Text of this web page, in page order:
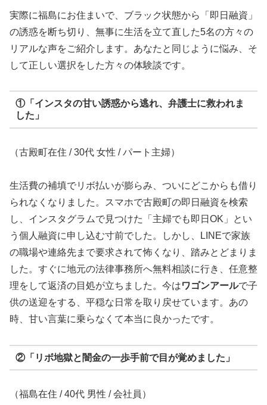
実際に福島にお住まいで、ブラック状態から「即日融資」
の誘惑を断ち切り、無事に生活を立て直した5名の方々の
リアルな声をご紹介します。あなたと同じように悩み、そ
して正しい選択をした方々の体験談です。
①「インスタの甘い誘惑から逃れ、弁護士に救われま
した」
（古殿町在住 / 30代 女性 / パート主婦）
生活費の補填でリボ払いが膨らみ、ついにどこからも借り
られなくなりました。スマホで古殿町の即日融資を検索
し、インスタグラムで見つけた「主婦でも即日OK」とい
う個人融資に申し込む寸前でした。しかし、LINEで家族
の職場や連絡先まで要求されて怖くなり、踏みとどまりま
した。すぐに地元の法律事務所へ無料相談に行き、任意整
理をして返済の目処が立ちました。今はワゴンアールで子
供の送迎をする、平穏な日常を取り戻せています。あの
時、甘い言葉に乗らなくて本当に良かったです。
②「リボ地獄と闇金の一歩手前で目が覚めました」
（福島在住 / 40代 男性 / 会社員）